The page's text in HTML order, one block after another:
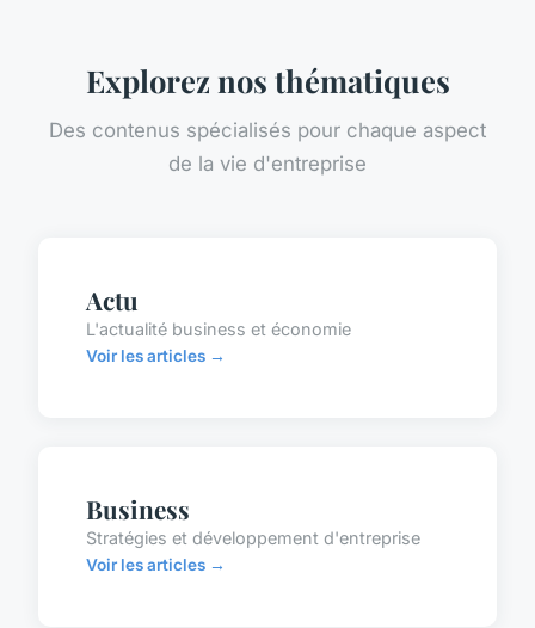
Explorez nos thématiques
Des contenus spécialisés pour chaque aspect
de la vie d'entreprise
Actu
L'actualité business et économie
Voir les articles →
Business
Stratégies et développement d'entreprise
Voir les articles →